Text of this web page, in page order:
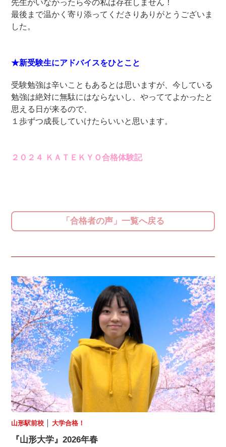
先生がいなかったら今の私は存在しません！
最後まで温かく寄り添ってくださりありがとうございま
した。
★新受験生にアドバイスをひとこと
受験勉強は辛いこともあるとは思いますが、今している
勉強は絶対に無駄にはならないし、やっててよかったと
思える日が来るので、
１歩ずつ成長していけたらいいと思います。
２０２４ ＫＡＴＥＫＹＯ合格体験記
「合格者の声」一覧へ戻る
山形駅前校 │大学合格！
『山形大学』2026年春